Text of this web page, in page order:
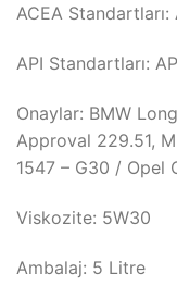
ACEA
API Standartları:
Onaylar: BMW
Approval 229.51,
1547 – G30 / Opel
Viskozite: 5W30
Ambalaj: 5 Litre